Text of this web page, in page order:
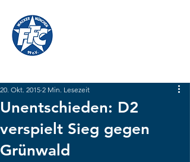
Unentschieden: D2
verspielt Sieg gegen
Grünwald
20. Okt. 2015 2 Min. Lesezeit